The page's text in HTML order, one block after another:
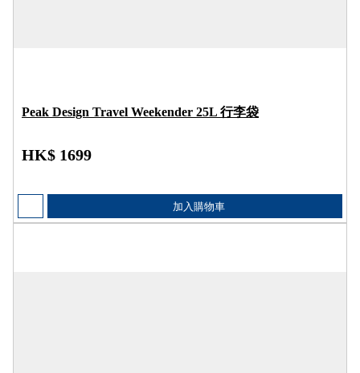
Peak Design Travel Weekender 25L 行李袋
HK$ 1699
加入購物車